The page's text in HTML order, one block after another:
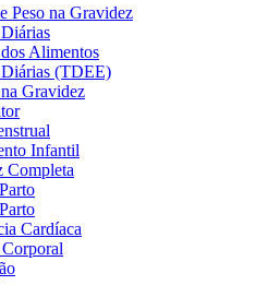
Peso na Gravidez
Alimentos
(TDEE)
Gravidez
Infantil
Completa
Cardíaca